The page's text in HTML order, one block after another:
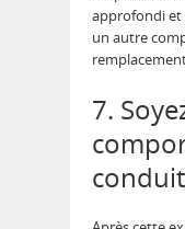
approfondi et
un autre
7.